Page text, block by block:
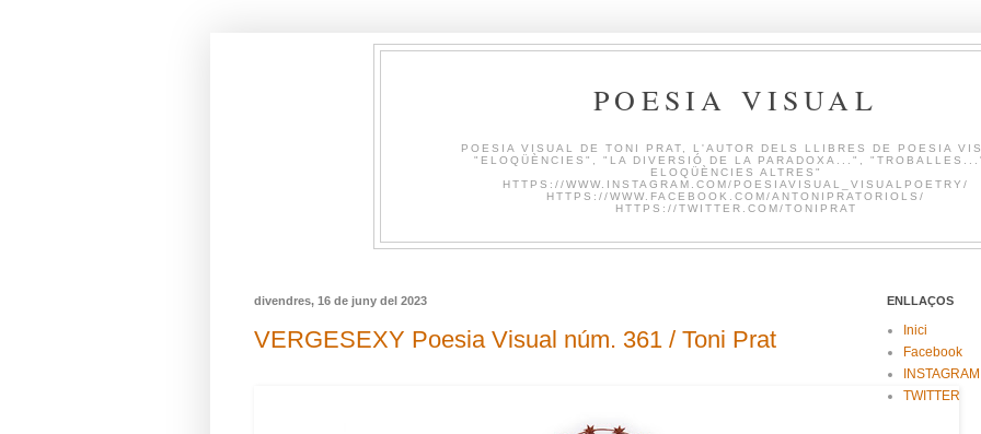
POESIA VISUAL
POESIA VISUAL DE TONI PRAT, L'AUTOR DELS LLIBRES DE POESIA
"ELOQÜÈNCIES", "LA DIVERSIÓ DE LA PARADOXA...",
ELOQÜÈNCIES ALTRES"
HTTPS://WWW.INSTAGRAM.COM/POESIAVISUAL_VISUALPOETRY/
HTTPS://WWW.FACEBOOK.COM/ANTONIPRATORIOLS/
HTTPS://TWITTER.COM/TONIPRAT
divendres, 16 de juny del 2023
VERGESEXY Poesia Visual núm. 361 / Toni Prat
ENLLAÇOS
Inici
Facebook
INSTAGRAM
TWITTER